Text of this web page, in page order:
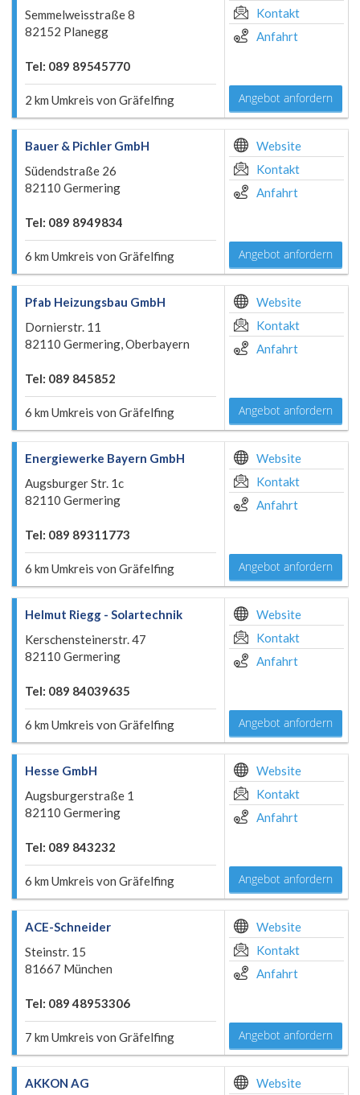
Semmelweisstraße 8
82152 Planegg
Tel: 089 89545770
2 km Umkreis von Gräfelfing
Kontakt
Anfahrt
Angebot anfordern
Bauer & Pichler GmbH
Südendstraße 26
82110 Germering
Tel: 089 8949834
6 km Umkreis von Gräfelfing
Website
Kontakt
Anfahrt
Angebot anfordern
Pfab Heizungsbau GmbH
Dornierstr. 11
82110 Germering, Oberbayern
Tel: 089 845852
6 km Umkreis von Gräfelfing
Website
Kontakt
Anfahrt
Angebot anfordern
Energiewerke Bayern GmbH
Augsburger Str. 1c
82110 Germering
Tel: 089 89311773
6 km Umkreis von Gräfelfing
Website
Kontakt
Anfahrt
Angebot anfordern
Helmut Riegg - Solartechnik
Kerschensteinerstr. 47
82110 Germering
Tel: 089 84039635
6 km Umkreis von Gräfelfing
Website
Kontakt
Anfahrt
Angebot anfordern
Hesse GmbH
Augsburgerstraße 1
82110 Germering
Tel: 089 843232
6 km Umkreis von Gräfelfing
Website
Kontakt
Anfahrt
Angebot anfordern
ACE-Schneider
Steinstr. 15
81667 München
Tel: 089 48953306
7 km Umkreis von Gräfelfing
Website
Kontakt
Anfahrt
Angebot anfordern
AKKON AG
Website